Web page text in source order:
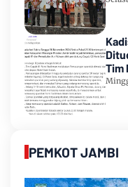
Tim
PEMKOT JAMBI